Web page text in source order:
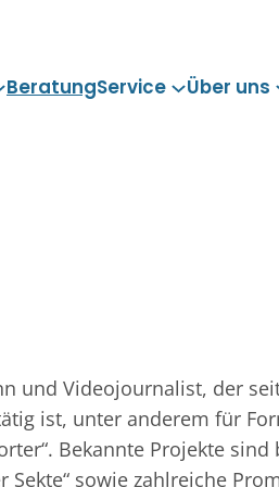
BeratungService Über uns
und Videojournalist, der
ist, unter anderem für
Bekannte Projekte sind
sowie zahlreiche